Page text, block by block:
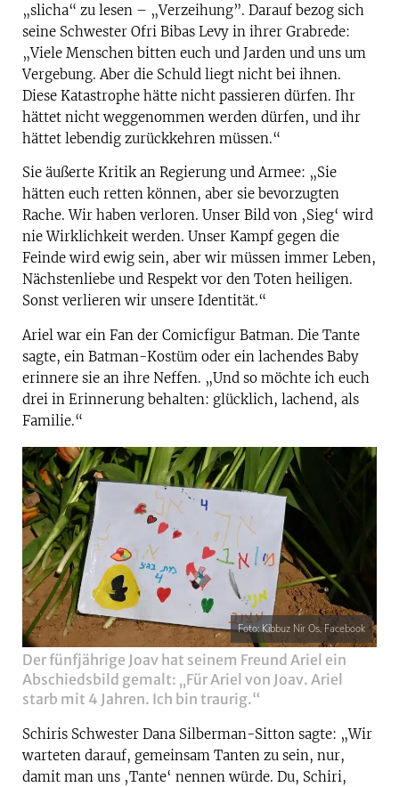
„slicha“ zu lesen – „Verzeihung”. Darauf bezog sich
seine Schwester Ofri Bibas Levy in ihrer Grabrede:
„Viele Menschen bitten euch und Jarden und uns um
Vergebung. Aber die Schuld liegt nicht bei ihnen.
Diese Katastrophe hätte nicht passieren dürfen. Ihr
hättet nicht weggenommen werden dürfen, und ihr
hättet lebendig zurückkehren müssen.“
Sie äußerte Kritik an Regierung und Armee: „Sie
hätten euch retten können, aber sie bevorzugten
Rache. Wir haben verloren. Unser Bild von ‚Sieg‘ wird
nie Wirklichkeit werden. Unser Kampf gegen die
Feinde wird ewig sein, aber wir müssen immer Leben,
Nächstenliebe und Respekt vor den Toten heiligen.
Sonst verlieren wir unsere Identität.“
Ariel war ein Fan der Comicfigur Batman. Die Tante
sagte, ein Batman-Kostüm oder ein lachendes Baby
erinnere sie an ihre Neffen. „Und so möchte ich euch
drei in Erinnerung behalten: glücklich, lachend, als
Familie.“
Foto: Kibbuz Nir Os, Facebook
Der fünfjährige Joav hat seinem Freund Ariel ein
Abschiedsbild gemalt: „Für Ariel von Joav. Ariel
starb mit 4 Jahren. Ich bin traurig.“
Schiris Schwester Dana Silberman-Sitton sagte: „Wir
warteten darauf, gemeinsam Tanten zu sein, nur,
damit man uns ‚Tante‘ nennen würde. Du, Schiri,